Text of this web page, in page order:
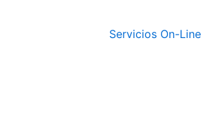
Servicios On-Line